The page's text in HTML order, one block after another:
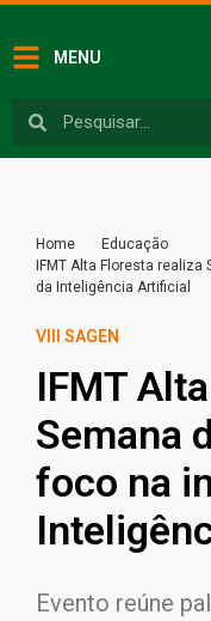
MENU
Home
Educação
IFMT Alta Floresta
da Inteligência Artificial
VIII SAGEN
IFMT
Semana
foco na
Evento reúne